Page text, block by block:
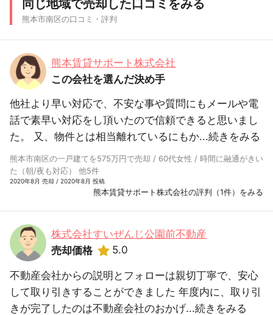
同じ地域で売却した口コミをみる
熊本市南区の口コミ・評判
熊本賃貸サポート株式会社
この会社を選んだ決め手
他社より早い対応で、不安な事や質問にもメールや電
話で素早い対応をし頂いたので信頼できると思いまし
た。 又、物件とは相当離れているにもか...続きをみる
熊本市南区の一戸建てを575万円で売却 / 60代女性 / 時間に融通がきい
た（朝/夜も対応） 他5件
2020年8月 売却 / 2020年8月 投稿
熊本賃貸サポート株式会社の評判（1件）をみる
株式会社すいぜんじ公園前不動産
売却価格
5.0
不動産会社からの説明とフォローは親切丁寧で、安心
して取り引きすることができました 年度内に、取り引
きが完了したのは不動産会社のおかげ...続きをみる